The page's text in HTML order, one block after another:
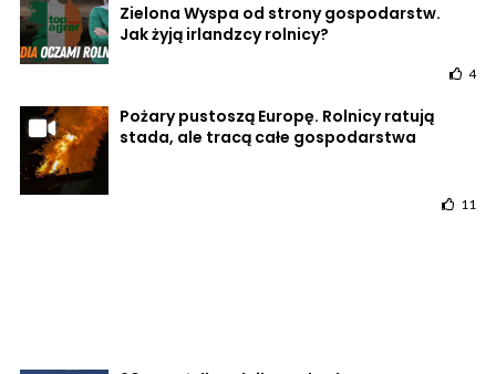
Zielona Wyspa od strony gospodarstw.
Jak żyją irlandzcy rolnicy?
4
Pożary pustoszą Europę. Rolnicy ratują
stada, ale tracą całe gospodarstwa
11